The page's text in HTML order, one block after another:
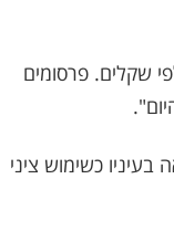
שקלים. פרסומים
כשימוש ציני